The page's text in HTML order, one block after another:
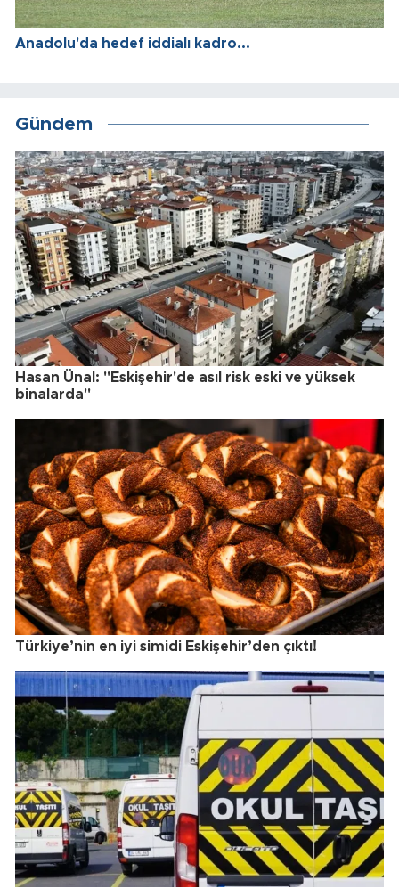
Anadolu'da hedef iddialı kadro...
Gündem
Hasan Ünal: "Eskişehir'de asıl risk eski ve yüksek
binalarda"
Türkiye’nin en iyi simidi Eskişehir’den çıktı!